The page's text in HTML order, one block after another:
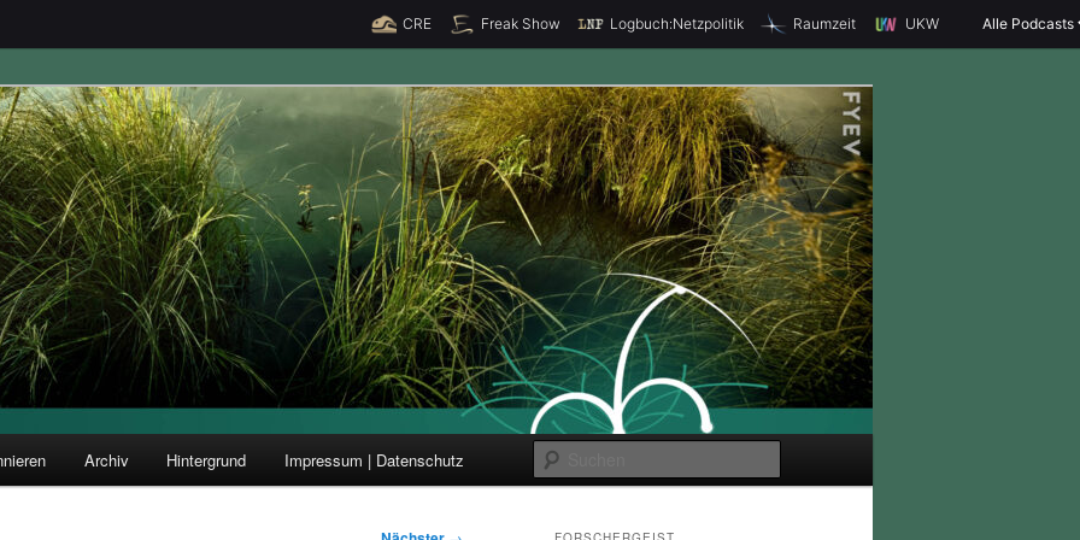
CRE Freak Show Logbuch:Netzpolitik Raumzeit UKW Alle Podcasts
und Forschung
u
Archiv Hintergrund Impressum | Datenschutz